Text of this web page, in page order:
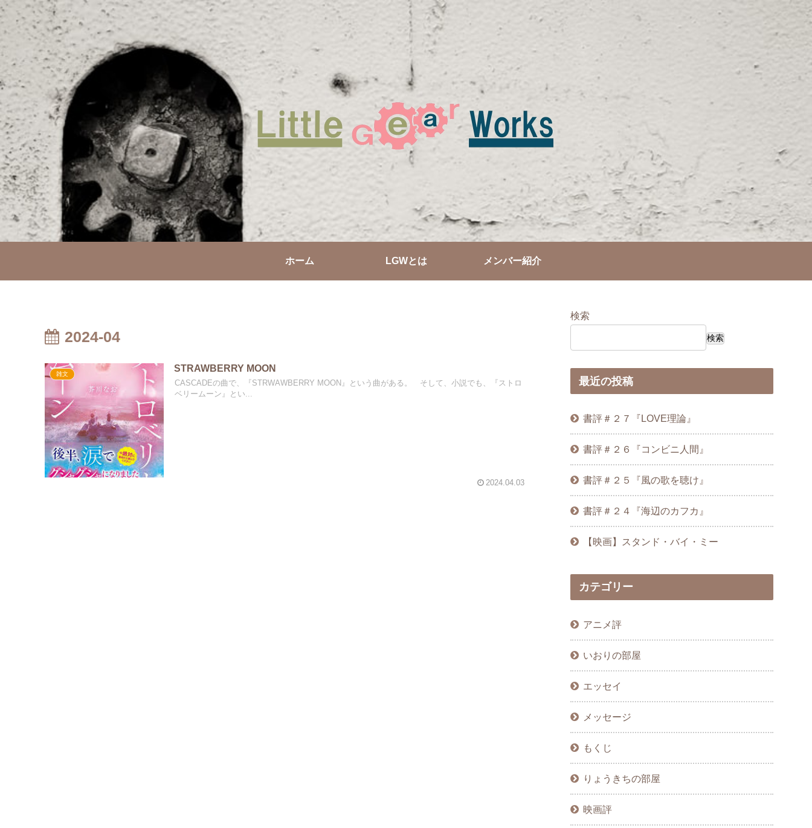
ホーム LGWとは メンバー紹介
2024-04
雑文
STRAWBERRY MOON
CASCADEの曲で、『STRWAWBERRY MOON』という曲がある。 そして、小説でも、『ストロ
ベリームーン』とい...
2024.04.03
検索
検索
最近の投稿
書評＃２７『LOVE理論』
書評＃２６『コンビニ人間』
書評＃２５『風の歌を聴け』
書評＃２４『海辺のカフカ』
【映画】スタンド・バイ・ミー
カテゴリー
アニメ評
いおりの部屋
エッセイ
メッセージ
もくじ
りょうきちの部屋
映画評